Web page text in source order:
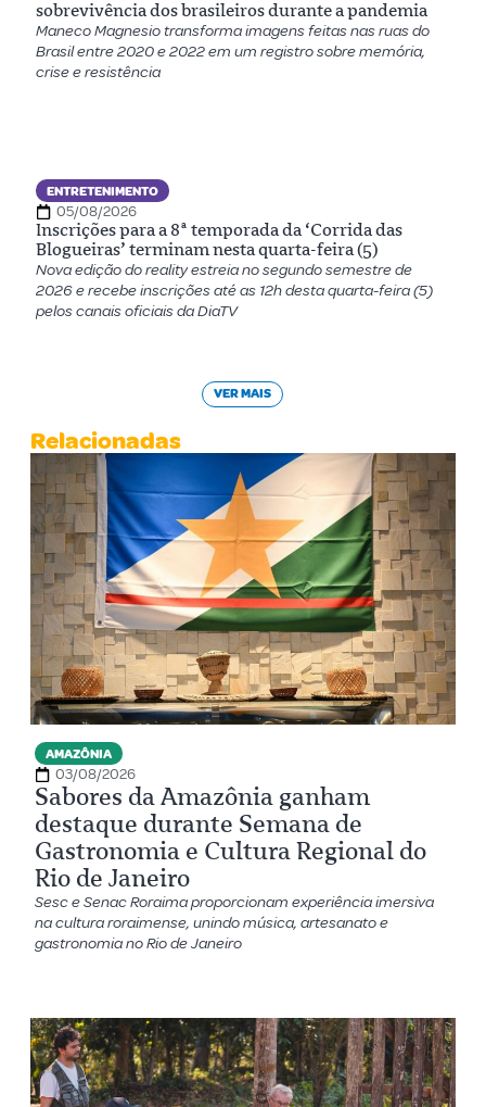
sobrevivência dos brasileiros durante a pandemia
Maneco Magnesio transforma imagens feitas nas ruas do
Brasil entre 2020 e 2022 em um registro sobre memória,
crise e resistência
ENTRETENIMENTO
05/08/2026
Inscrições para a 8ª temporada da ‘Corrida das
Blogueiras’ terminam nesta quarta-feira (5)
Nova edição do reality estreia no segundo semestre de
2026 e recebe inscrições até as 12h desta quarta-feira (5)
pelos canais oficiais da DiaTV
VER MAIS
Relacionadas
AMAZÔNIA
03/08/2026
Sabores da Amazônia ganham
destaque durante Semana de
Gastronomia e Cultura Regional do
Rio de Janeiro
Sesc e Senac Roraima proporcionam experiência imersiva
na cultura roraimense, unindo música, artesanato e
gastronomia no Rio de Janeiro